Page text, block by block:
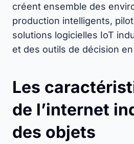
créent ensemble des
production intelligents,
solutions logicielles IoT
et des outils de décision
Les
de l’internet
des objets